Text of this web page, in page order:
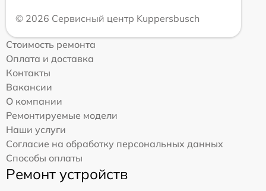
© 2026 Сервисный центр Kuppersbusch
Стоимость ремонта
Оплата и доставка
Контакты
Вакансии
О компании
Ремонтируемые модели
Наши услуги
Согласие на обработку персональных данных
Способы оплаты
Ремонт устройств